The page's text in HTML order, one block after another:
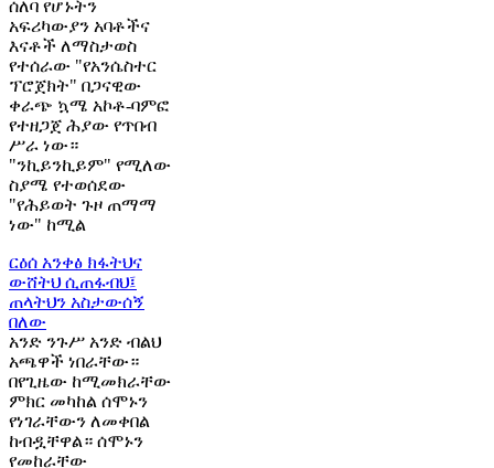
ሰለባ የሆኑትን
አፍሪካውያን አባቶችና
እናቶች ለማስታወስ
የተሰራው "የአንሴስተር
ፕሮጀክት" በጋናዊው
ቀራጭ ኳሜ አኮቶ-ባምፎ
የተዘጋጀ ሕያው የጥበብ
ሥራ ነው።
"ንኪይንኪይም" የሚለው
ስያሜ የተወሰደው
"የሕይወት ጉዞ ጠማማ
ነው" ከሚል
ርዕሰ አንቀፅ ክፋትህና
ውሸትህ ሲጠፋብህ፤
ጠላትህን አስታውሰኝ
በለው
አንድ ንጉሥ አንድ ብልህ
አጫዋች ነበራቸው።
በየጊዜው ከሚመክራቸው
ምክር መካከል ሰሞኑን
የነገራቸውን ለመቀበል
ከብዷቸዋል። ሰሞኑን
የመከራቸው